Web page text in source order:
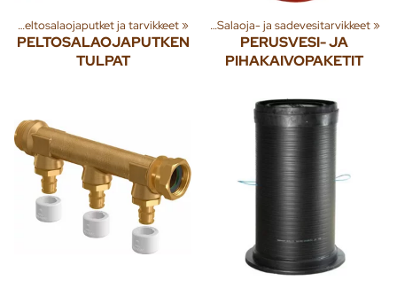
Peltosalaojaputket ja tarvikkeet‪»
PELTOSALAOJAPUTKEN
TULPAT
tuotteita‪»Rakenna‪» Jäte- ja sadevesi ‪»Salaoja- ja sadevesitarvikkeet‪»
PERUSVESI- JA
PIHAKAIVOPAKETIT